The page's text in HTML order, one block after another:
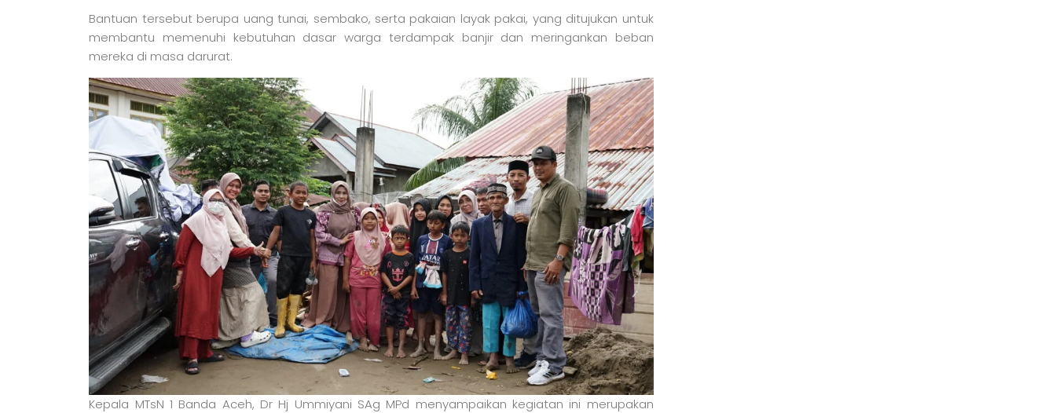
Bantuan tersebut berupa uang tunai, sembako, serta pakaian layak pakai, yang ditujukan untuk
membantu memenuhi kebutuhan dasar warga terdampak banjir dan meringankan beban
mereka di masa darurat.
Kepala MTsN 1 Banda Aceh, Dr Hj Ummiyani SAg MPd menyampaikan kegiatan ini merupakan